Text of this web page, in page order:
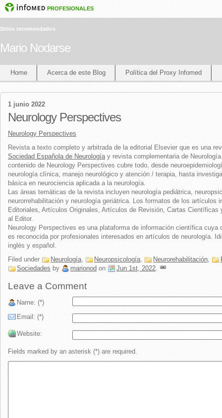
PROFESIONALES
Sitios recomendados
Mario Nodarse
Home Acerca de este Blog Política del Proxy Infomed
1 junio 2022
Neurology Perspectives
Neurology Perspectives
Revista a texto completo y arbitrada de la editorial Elsevier que es una
Sociedad Española de Neurologíay revista complementaria de
contenido de Neurology Perspectives cubre todo, desde
neurología clínica, manejo neurológico y atención / terapia, hasta
básica en neurociencia aplicada a la neurología.
Las áreas temáticas de la revista incluyen neurología pediátrica,
neurorrehabilitación y neurología geriátrica. Los formatos de los artículos
Editoriales, Artículos Originales, Artículos de Revisión, Cartas Científicas
al Editor.
Neurology Perspectives es una plataforma de información científica cuya
es reconocida por profesionales interesados en artículos de neurología.
inglés y español.
Filed under
Neurología, Neuropsicología, Neurorehabilitación,
Sociedades by marionod on Jun 1st, 2022.
Leave a Comment
Name: (*)
Email: (*)
Website:
Fields marked by an asterisk (*) are required.